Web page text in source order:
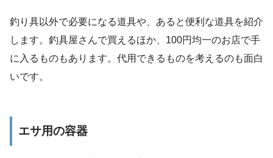
釣り具以外で必要になる道具や、あると便利な道具を紹介
します。釣具屋さんで買えるほか、100円均一のお店で手
に入るものもあります。代用できるものを考えるのも面白
いです。
エサ用の容器